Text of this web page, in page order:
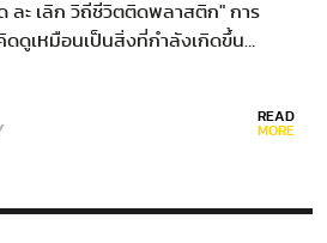
ละ เลิก วิถีชีวิตติดพลาสติก" การ
ดูเหมือนเป็นสิ่งที่กำลังเกิดขึ้น…
READ
MORE